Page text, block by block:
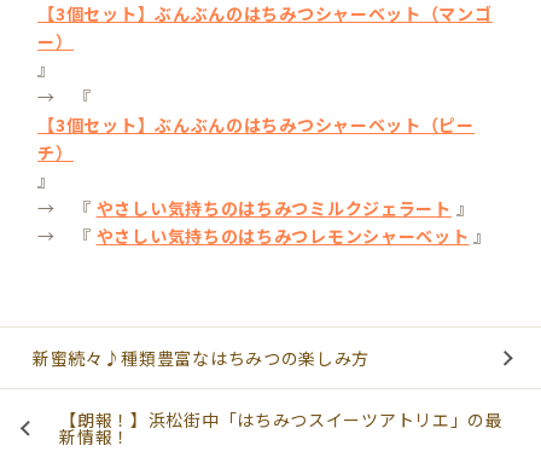
【3個セット】ぶんぶんのはちみつシャーベット（マンゴ
ー）
』
→ 『
【3個セット】ぶんぶんのはちみつシャーベット（ピー
チ）
』
→ 『 やさしい気持ちのはちみつミルクジェラート 』
→ 『 やさしい気持ちのはちみつレモンシャーベット 』
新蜜続々♪種類豊富なはちみつの楽しみ方
【朗報！】浜松街中「はちみつスイーツアトリエ」の最
新情報！